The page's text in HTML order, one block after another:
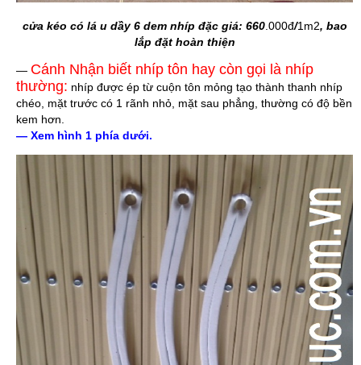
cửa kéo có lá u dầy 6 dem nhíp đặc giá: 660.000đ/1m2, bao
lắp đặt hoàn thiện
— Cánh Nhận biết nhíp tôn hay còn gọi là nhíp
thường: nhíp được ép từ cuộn tôn mỏng tạo thành thanh nhíp
chéo, mặt trước có 1 rãnh nhỏ, mặt sau phẳng, thường có độ bền
kem hơn.
— Xem hình 1 phía dưới.